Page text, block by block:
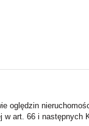
oględzin
w art. 66 i następnych